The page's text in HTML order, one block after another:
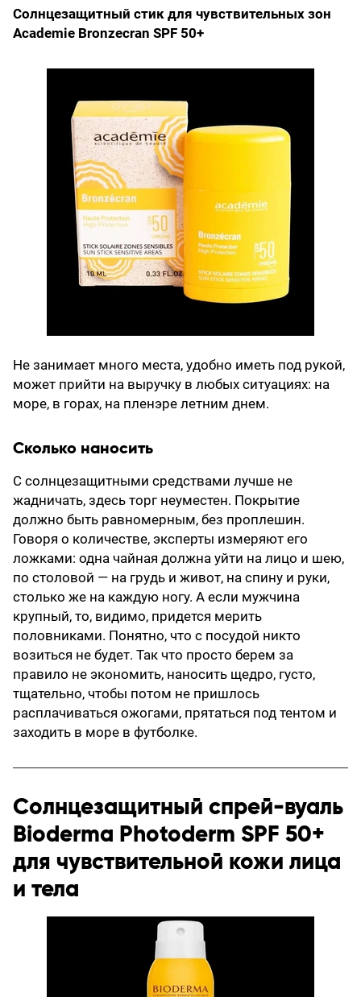
Солнцезащитный стик для чувствительных зон
Academie Bronzecran SPF 50+
Не занимает много места, удобно иметь под рукой,
может прийти на выручку в любых ситуациях: на
море, в горах, на пленэре летним днем.
Сколько наносить
С солнцезащитными средствами лучше не
жадничать, здесь торг неуместен. Покрытие
должно быть равномерным, без проплешин.
Говоря о количестве, эксперты измеряют его
ложками: одна чайная должна уйти на лицо и шею,
по столовой — на грудь и живот, на спину и руки,
столько же на каждую ногу. А если мужчина
крупный, то, видимо, придется мерить
половниками. Понятно, что с посудой никто
возиться не будет. Так что просто берем за
правило не экономить, наносить щедро, густо,
тщательно, чтобы потом не пришлось
расплачиваться ожогами, прятаться под тентом и
заходить в море в футболке.
Солнцезащитный спрей-вуаль
Bioderma Photoderm SPF 50+
для чувствительной кожи лица
и тела